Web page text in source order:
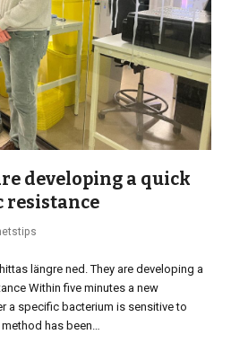
developing a quick
längre ned. They are developing a
Within five minutes a new
a specific bacterium is sensitive to
has been…